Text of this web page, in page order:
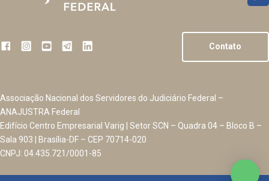
Contato
Associação Nacional dos Servidores do Judiciário Federal –
ANAJUSTRA Federal
Edifício Centro Empresarial Varig | Setor SCN – Quadra 04 – Bloco B –
Sala 903 | Brasília-DF – CEP 70714-020
CNPJ: 04.435.721/0001-85